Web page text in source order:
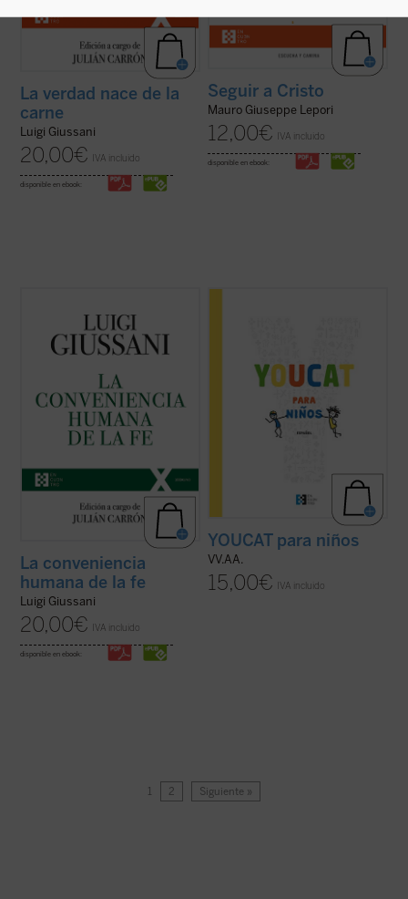
La verdad nace de la
carne
Luigi Giussani
20,00€ IVA incluido
disponible en ebook:
Seguir a Cristo
Mauro Giuseppe Lepori
12,00€ IVA incluido
disponible en ebook:
de don Luigi Giussani en los Ejercicios
espirituales de la Fraternidad de Comunión
y Liberación celebrados entre 1985 y 1987
y los diálogos que éstas suscitaron.
La conveniencia
humana de la fe
Luigi Giussani
20,00€ IVA incluido
disponible en ebook:
YOUCAT para niños
VV.AA.
15,00€ IVA incluido
1 2 Siguiente »